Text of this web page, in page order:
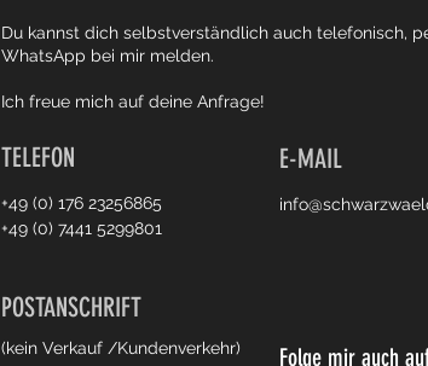
TELEFON
+49 (0) 176 23256865
+49 (0) 7441 5299801
E-MAIL
POSTANSCHRIFT
(kein Verkauf /Kundenverkehr)
Du kannst dich selbstverständlich auch telefonisch,
WhatsApp bei mir melden.
Ich freue mich auf deine Anfrage!
Folge mir auch